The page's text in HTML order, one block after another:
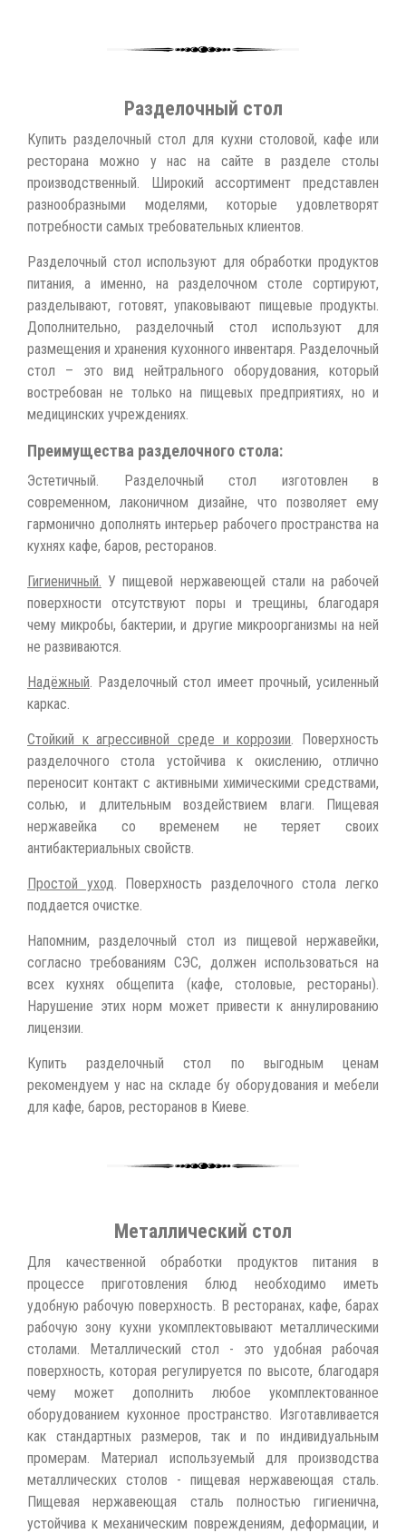
Разделочный стол
Купить разделочный стол для кухни столовой, кафе или
ресторана можно у нас на сайте в разделе столы
производственный. Широкий ассортимент представлен
разнообразными моделями, которые удовлетворят
потребности самых требовательных клиентов.
Разделочный стол используют для обработки продуктов
питания, а именно, на разделочном столе сортируют,
разделывают, готовят, упаковывают пищевые продукты.
Дополнительно, разделочный стол используют для
размещения и хранения кухонного инвентаря. Разделочный
стол – это вид нейтрального оборудования, который
востребован не только на пищевых предприятиях, но и
медицинских учреждениях.
Преимущества разделочного стола:
Эстетичный. Разделочный стол изготовлен в
современном, лаконичном дизайне, что позволяет ему
гармонично дополнять интерьер рабочего пространства на
кухнях кафе, баров, ресторанов.
Гигиеничный. У пищевой нержавеющей стали на рабочей
поверхности отсутствуют поры и трещины, благодаря
чему микробы, бактерии, и другие микроорганизмы на ней
не развиваются.
Надёжный. Разделочный стол имеет прочный, усиленный
каркас.
Стойкий к агрессивной среде и коррозии. Поверхность
разделочного стола устойчива к окислению, отлично
переносит контакт с активными химическими средствами,
солью, и длительным воздействием влаги. Пищевая
нержавейка со временем не теряет своих
антибактериальных свойств.
Простой уход. Поверхность разделочного стола легко
поддается очистке.
Напомним, разделочный стол из пищевой нержавейки,
согласно требованиям СЭС, должен использоваться на
всех кухнях общепита (кафе, столовые, рестораны).
Нарушение этих норм может привести к аннулированию
лицензии.
Купить разделочный стол по выгодным ценам
рекомендуем у нас на складе бу оборудования и мебели
для кафе, баров, ресторанов в Киеве.
Металлический стол
Для качественной обработки продуктов питания в
процессе приготовления блюд необходимо иметь
удобную рабочую поверхность. В ресторанах, кафе, барах
рабочую зону кухни укомплектовывают металлическими
столами. Металлический стол - это удобная рабочая
поверхность, которая регулируется по высоте, благодаря
чему может дополнить любое укомплектованное
оборудованием кухонное пространство. Изготавливается
как стандартных размеров, так и по индивидуальным
промерам. Материал используемый для производства
металлических столов - пищевая нержавеющая сталь.
Пищевая нержавеющая сталь полностью гигиенична,
устойчива к механическим повреждениям, деформации, и